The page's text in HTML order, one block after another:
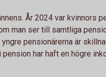
År 2024 var kvinnors
man ser till samtliga
pensionärerna är
har haft en högre